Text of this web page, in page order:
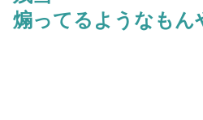
煽ってるようなもん